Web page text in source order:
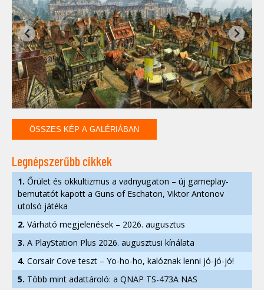
ÖSSZES KÉP A GALÉRIÁBAN
Legnépszerűbb cikkek
1. Őrület és okkultizmus a vadnyugaton – új gameplay-
bemutatót kapott a Guns of Eschaton, Viktor Antonov
utolsó játéka
2. Várható megjelenések – 2026. augusztus
3. A PlayStation Plus 2026. augusztusi kínálata
4. Corsair Cove teszt – Yo-ho-ho, kalóznak lenni jó-jó-jó!
5. Több mint adattároló: a QNAP TS-473A NAS